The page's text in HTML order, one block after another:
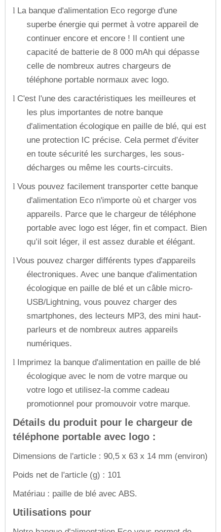
l La banque d'alimentation Eco regorge d'une
superbe énergie qui permet à votre appareil de
continuer encore et encore ! Il contient une
capacité de batterie de 8 000 mAh qui dépasse
celle de nombreux autres chargeurs de
téléphone portable normaux avec logo.
l C'est l'une des caractéristiques les meilleures et
les plus importantes de notre banque
d'alimentation écologique en paille de blé, qui est
une protection IC précise. Cela permet d’éviter
en toute sécurité les surcharges, les sous-
décharges ou même les courts-circuits.
l Vous pouvez facilement transporter cette banque
d'alimentation Eco n'importe où et charger vos
appareils. Parce que le chargeur de téléphone
portable avec logo est léger, fin et compact. Bien
qu’il soit léger, il est assez durable et élégant.
lVous pouvez charger différents types d'appareils
électroniques. Avec une banque d'alimentation
écologique en paille de blé et un câble micro-
USB/Lightning, vous pouvez charger des
smartphones, des lecteurs MP3, des mini haut-
parleurs et de nombreux autres appareils
numériques.
l Imprimez la banque d'alimentation en paille de blé
écologique avec le nom de votre marque ou
votre logo et utilisez-la comme cadeau
promotionnel pour promouvoir votre marque.
Détails du produit pour le chargeur de
téléphone portable avec logo :
Dimensions de l'article : 90,5 x 63 x 14 mm (environ)
Poids net de l'article (g) : 101
Matériau : paille de blé avec ABS.
Utilisations pour